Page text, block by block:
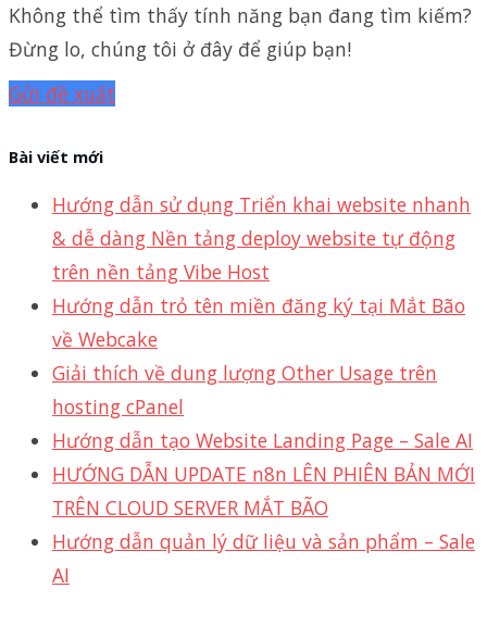
Không thể tìm thấy tính năng bạn đang tìm kiếm?
Đừng lo, chúng tôi ở đây để giúp bạn!
Gửi đề xuất
Bài viết mới
Hướng dẫn sử dụng Triển khai website nhanh
& dễ dàng Nền tảng deploy website tự động
trên nền tảng Vibe Host
Hướng dẫn trỏ tên miền đăng ký tại Mắt Bão
về Webcake
Giải thích về dung lượng Other Usage trên
hosting cPanel
Hướng dẫn tạo Website Landing Page – Sale AI
HƯỚNG DẪN UPDATE n8n LÊN PHIÊN BẢN MỚI
TRÊN CLOUD SERVER MẮT BÃO
Hướng dẫn quản lý dữ liệu và sản phẩm – Sale
AI